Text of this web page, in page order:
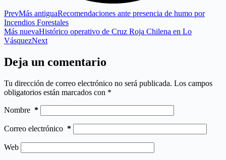
PrevMás antiguaRecomendaciones ante presencia de humo por
Incendios Forestales
Más nuevaHistórico operativo de Cruz Roja Chilena en Lo
VásquezNext
Deja un comentario
Tu dirección de correo electrónico no será publicada. Los campos
obligatorios están marcados con *
Nombre *
Correo electrónico *
Web